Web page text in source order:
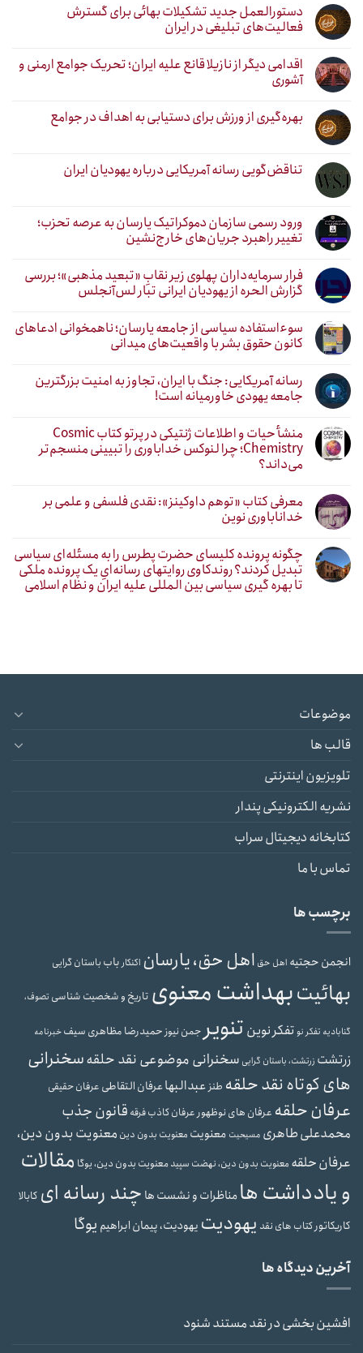
دستورالعمل جدید تشکیلات بهائی برای گسترش
فعالیت‌های تبلیغی در ایران
اقدامی دیگر از نازیلا قانع علیه ایران؛ تحریک جوامع ارمنی و
آشوری
بهره‌گیری از ورزش برای دستیابی به اهداف در جوامع
تناقض‌گویی رسانه آمریکایی درباره یهودیان ایران
ورود رسمی سازمان دموکراتیک یارسان به عرصه تحزب؛
تغییر راهبرد جریان‌های خارج‌نشین
فرار سرمایه‌داران پهلوی زیر نقابِ «تبعید مذهبی»؛ بررسی
گزارش الحره از یهودیان ایرانی تبار لس‌آنجلس
سوءاستفاده سیاسی از جامعه یارسان؛ ناهمخوانی ادعاهای
کانون حقوق بشر با واقعیت‌های میدانی
رسانه آمریکایی: جنگ با ایران، تجاوز به امنیت بزرگترین
جامعه یهودی خاورمیانه است!
منشأ حیات و اطلاعات ژنتیکی در پرتو کتاب Cosmic
Chemistry؛ چرا لنوکس خداباوری را تبیینی منسجم‌تر
می‌داند؟
معرفی کتاب «توهم داوکینز»: نقدی فلسفی و علمی بر
خداناباوری نوین
چگونه پرونده کلیسای حضرت پطرس را به مسئله‌ای سیاسی
تبدیل کردند؟ روندکاوی روایتهای رسانه‌ایِ یک پرونده ملکی
تا بهره گیری سیاسی بین المللی علیه ایران و نظام اسلامی
موضوعات
قالب ها
تلویزیون اینترنتی
نشریه الکترونیکی پندار
کتابخانه دیجیتال سراب
تماس با ما
برچسب ها
انجمن حجتیه اهل حق اهل حق، یارسان اکنکارباب باستان گرایی
بهائیتبهداشت معنوی تاریخ و شخصیت شناسی تصوف،
گنابادیه تفکر نوتفکر نوین تنویرجمن نیوزحمیدرضا مظاهری سیفخبرنامه
زرتشت زرتشت، باستان گرایی سخنرانی موضوعی نقد حلقهسخنرانی
های کوتاه نقد حلقه طنزعبدالبهاعرفان التقاطی عرفان حقیقی
عرفان حلقه عرفان های نوظهورعرفان کاذبفرقه قانون جذب
محمدعلی طاهری مسیحیت معنویت معنویت بدون دین معنویت بدون دین،
عرفان حلقه معنویت بدون دین، نهضت سپیدمعنویت بدون دین، یوگا مقالات
و یادداشت هامناظرات و نشست ها چند رسانه ای کابالا
کاریکاتورکتاب های نقد یهودیت یهودیت، پیمان ابراهیم یوگا
آخرین دیدگاه ها
افشین بخشیدرنقد مستند شنود